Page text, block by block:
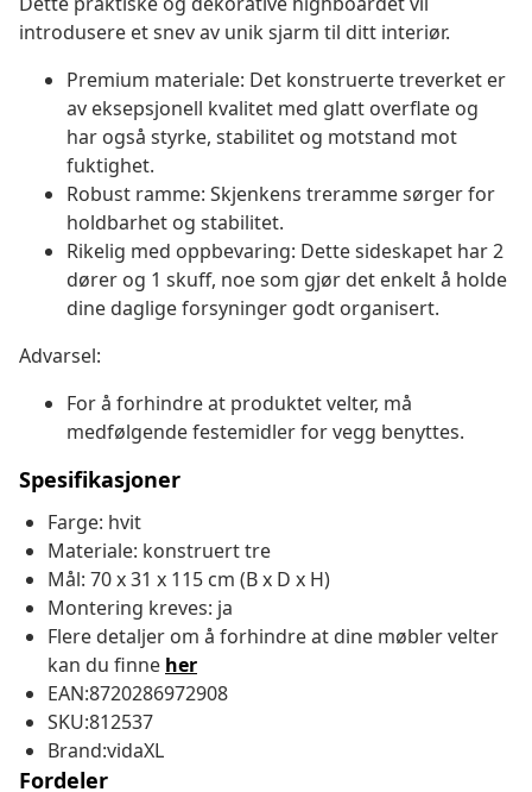
introdusere et snev av unik sjarm til ditt interiør.
Premium materiale: Det konstruerte treverket er
av eksepsjonell kvalitet med glatt overflate og
har også styrke, stabilitet og motstand mot
fuktighet.
Robust ramme: Skjenkens treramme sørger for
holdbarhet og stabilitet.
Rikelig med oppbevaring: Dette sideskapet har 2
dører og 1 skuff, noe som gjør det enkelt å holde
dine daglige forsyninger godt organisert.
Advarsel:
For å forhindre at produktet velter, må
medfølgende festemidler for vegg benyttes.
Spesifikasjoner
Farge: hvit
Materiale: konstruert tre
Mål: 70 x 31 x 115 cm (B x D x H)
Montering kreves: ja
Flere detaljer om å forhindre at dine møbler velter
kan du finne her
EAN:8720286972908
SKU:812537
Brand:vidaXL
Fordeler